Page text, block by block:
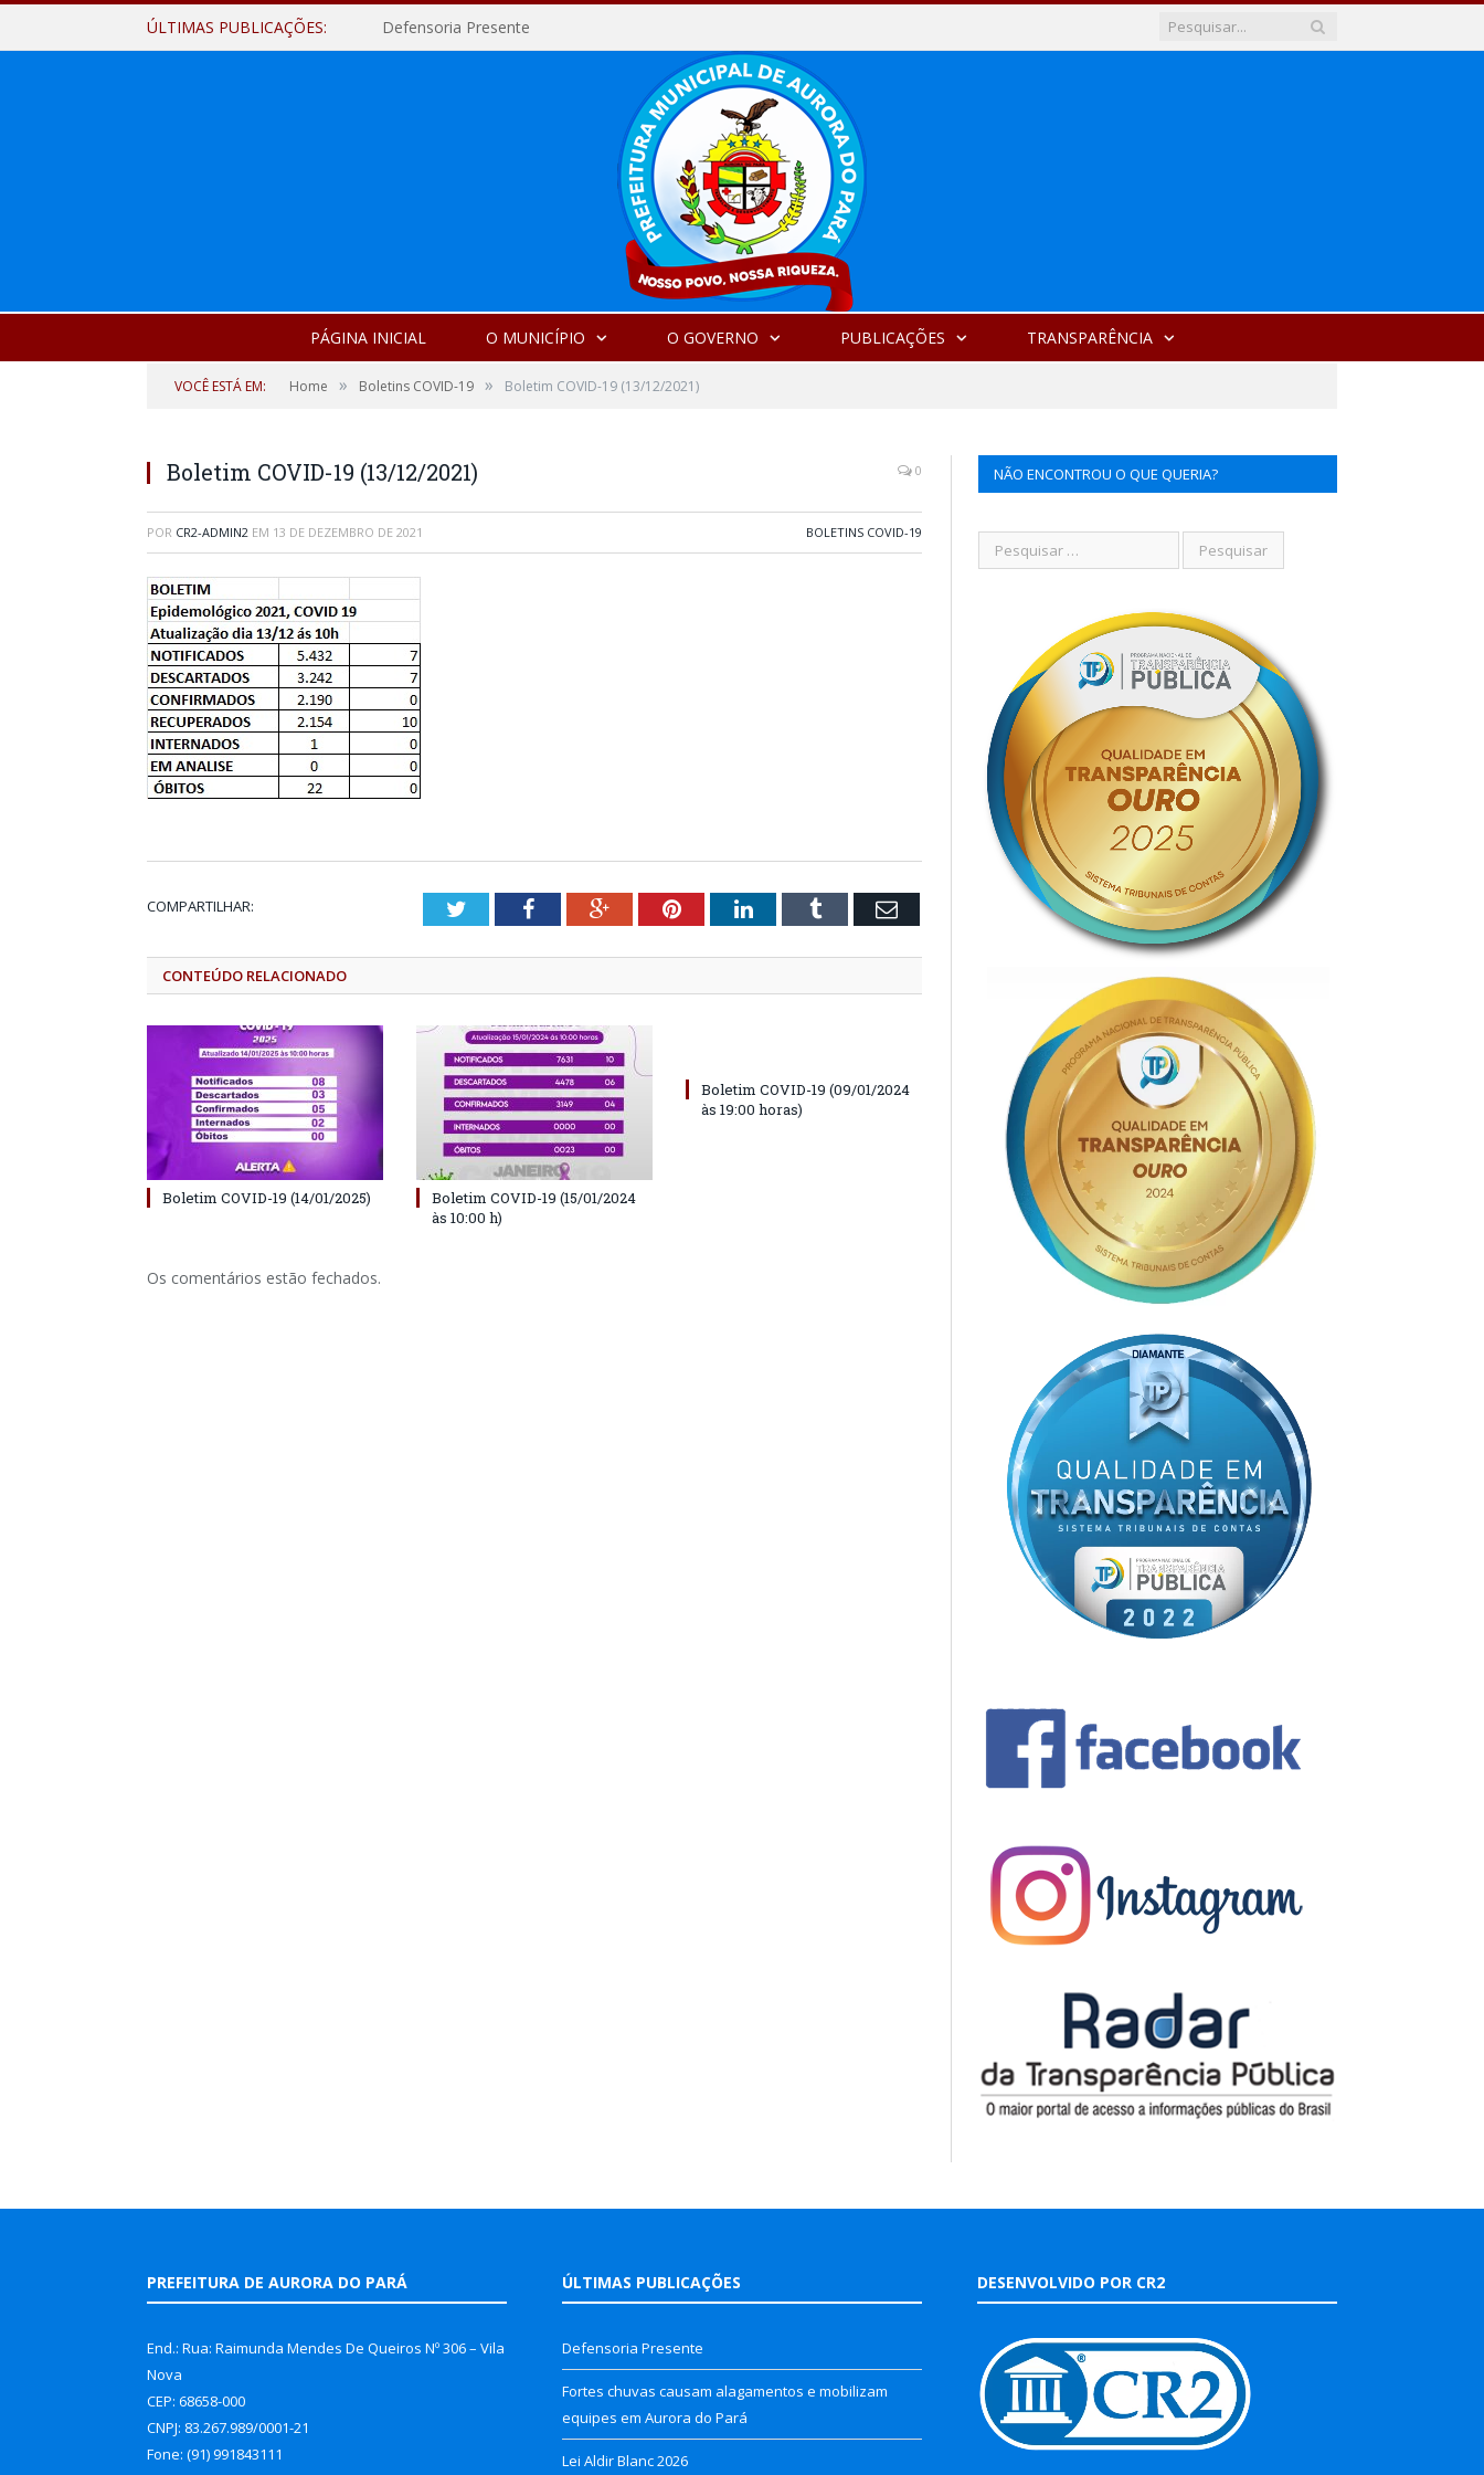
ÚLTIMAS PUBLICAÇÕES: Defensoria Presente
PÁGINA INICIAL O MUNICÍPIO O GOVERNO PUBLICAÇÕES TRANSPARÊNCIA
VOCÊ ESTÁ EM: Home » Boletins COVID-19 » Boletim COVID-19 (13/12/2021)
Boletim COVID-19 (13/12/2021) 0
POR CR2-ADMIN2 EM 13 DE DEZEMBRO DE 2021 BOLETINS COVID-19
COMPARTILHAR: TwitterFacebookGoogle+PinterestLinkedInTumblr Email
CONTEÚDO RELACIONADO
Boletim COVID-19 (14/01/2025)
Boletim COVID-19 (15/01/2024
às 10:00 h)
Boletim COVID-19 (09/01/2024
às 19:00 horas)
Os comentários estão fechados.
NÃO ENCONTROU O QUE QUERIA?
PREFEITURA DE AURORA DO PARÁ
End.: Rua: Raimunda Mendes De Queiros Nº 306 – Vila
Nova
CEP: 68658-000
CNPJ: 83.267.989/0001-21
Fone: (91) 991843111
ÚLTIMAS PUBLICAÇÕES
Defensoria Presente
Fortes chuvas causam alagamentos e mobilizam
equipes em Aurora do Pará
Lei Aldir Blanc 2026
DESENVOLVIDO POR CR2